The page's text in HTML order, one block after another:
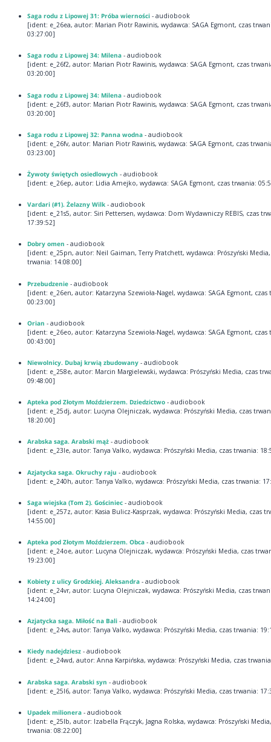
Saga rodu z Lipowej 31: Próba wierności- audiobook
[ident: e_26ea, autor: Marian Piotr Rawinis, wydawca: SAGA Egmont, czas
03:27:00]
Saga rodu z Lipowej 34: Milena - audiobook
[ident: e_26f2, autor: Marian Piotr Rawinis, wydawca: SAGA Egmont, czas
03:20:00]
Saga rodu z Lipowej 34: Milena- audiobook
[ident: e_26f3, autor: Marian Piotr Rawinis, wydawca: SAGA Egmont, czas
03:20:00]
Saga rodu z Lipowej 32: Panna wodna- audiobook
[ident: e_26fv, autor: Marian Piotr Rawinis, wydawca: SAGA Egmont, czas
03:23:00]
Żywoty świętych osiedlowych - audiobook
[ident: e_26ep, autor: Lidia Amejko, wydawca: SAGA Egmont, czas trwania:
Vardari (#1). Żelazny Wilk - audiobook
[ident: e_21s5, autor: Siri Pettersen, wydawca: Dom Wydawniczy REBIS, czas
17:39:52]
Dobry omen - audiobook
[ident: e_25pn, autor: Neil Gaiman, Terry Pratchett, wydawca: Prószyński Media,
trwania: 14:08:00]
Przebudzenie - audiobook
[ident: e_26en, autor: Katarzyna Szewioła-Nagel, wydawca: SAGA Egmont, czas
00:23:00]
Orian - audiobook
[ident: e_26eo, autor: Katarzyna Szewioła-Nagel, wydawca: SAGA Egmont, czas
00:43:00]
Niewolnicy. Dubaj krwią zbudowany- audiobook
[ident: e_258e, autor: Marcin Margielewski, wydawca: Prószyński Media, czas
09:48:00]
Apteka pod Złotym Moździerzem. Dziedzictwo- audiobook
[ident: e_25dj, autor: Lucyna Olejniczak, wydawca: Prószyński Media, czas
18:20:00]
Arabska saga. Arabski mąż- audiobook
[ident: e_23le, autor: Tanya Valko, wydawca: Prószyński Media, czas trwania:
Azjatycka saga. Okruchy raju - audiobook
[ident: e_240h, autor: Tanya Valko, wydawca: Prószyński Media, czas trwania:
Saga wiejska (Tom 2). Gościniec- audiobook
[ident: e_257z, autor: Kasia Bulicz-Kasprzak, wydawca: Prószyński Media, czas
14:55:00]
Apteka pod Złotym Moździerzem. Obca- audiobook
[ident: e_24oe, autor: Lucyna Olejniczak, wydawca: Prószyński Media, czas
19:23:00]
Kobiety z ulicy Grodzkiej. Aleksandra- audiobook
[ident: e_24vr, autor: Lucyna Olejniczak, wydawca: Prószyński Media, czas
14:24:00]
Azjatycka saga. Miłość na Bali- audiobook
[ident: e_24vs, autor: Tanya Valko, wydawca: Prószyński Media, czas trwania:
Kiedy nadejdziesz- audiobook
[ident: e_24wd, autor: Anna Karpińska, wydawca: Prószyński Media, czas
Arabska saga. Arabski syn - audiobook
[ident: e_25l6, autor: Tanya Valko, wydawca: Prószyński Media, czas trwania:
Upadek milionera- audiobook
[ident: e_25lb, autor: Izabella Frączyk, Jagna Rolska, wydawca: Prószyński
trwania: 08:22:00]